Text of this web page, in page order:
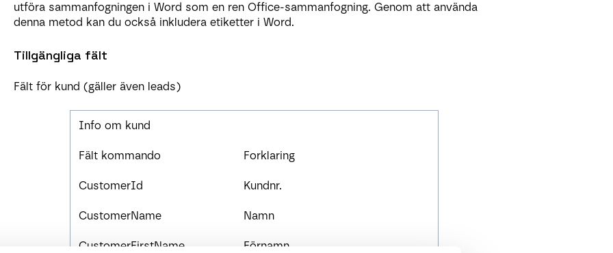
utföra sammanfogningen i Word som en ren Office-sammanfogning. Genom att använda
denna metod kan du också inkludera etiketter i Word.
Tillgängliga fält
Fält för kund (gäller även leads)
Info om kund
Fält kommando Forklaring
CustomerId Kundnr.
CustomerName Namn
CustomerFirstName Förnamn